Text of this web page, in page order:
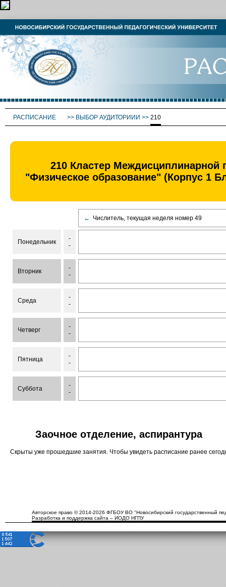
РАСПИСАНИЕ >> ВЫБОР АУДИТОРИИИ >> 210
210 Кластер Междисциплинарной
"Физическое образование" (Корпус 1
← Числитель, текущая неделя номер 49
Понедельник
-
-
Вторник
-
-
Среда
-
-
Четверг
-
-
Пятница
-
-
Суббота
-
-
Заочное отделение, аспирантура
Скрыты уже прошедшие занятия. Чтобы увидеть расписание ранее
Авторское право © 2014-2026 ФГБОУ ВО "Новосибирский государственный
Разработка и поддержка сайта – ИОДО НГПУ